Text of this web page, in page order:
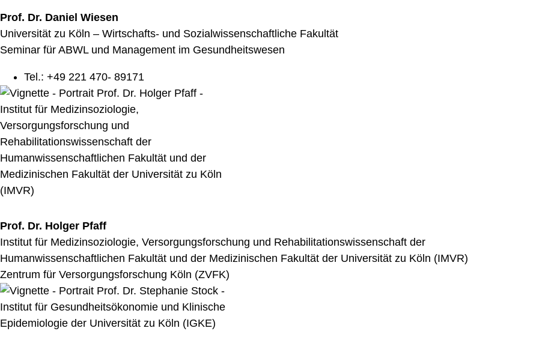
Prof. Dr. Daniel Wiesen
Universität zu Köln – Wirtschafts- und Sozialwissenschaftliche Fakultät
Seminar für ABWL und Management im Gesundheitswesen
Tel.: +49 221 470- 89171
Prof. Dr. Holger Pfaff
Institut für Medizinsoziologie, Versorgungsforschung und Rehabilitationswissenschaft der
Humanwissenschaftlichen Fakultät und der Medizinischen Fakultät der Universität zu Köln (IMVR)
Zentrum für Versorgungsforschung Köln (ZVFK)